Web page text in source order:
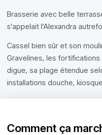
Brasserie avec belle
s'appelait l'Alexandra
Cassel bien sûr et son
Gravelines, les fortifications
digue, sa plage étendue
installations douche,
Comment ça